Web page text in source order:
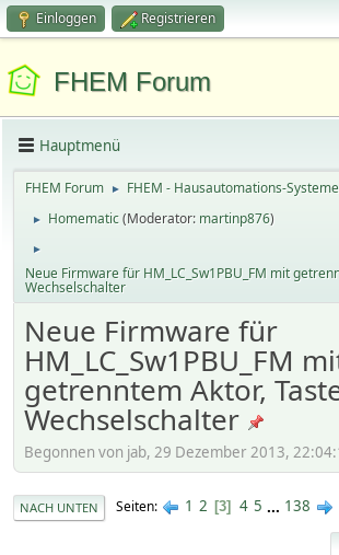
Einloggen Registrieren
FHEM Forum
Hauptmenü
FHEM Forum ► FHEM - Hausautomations-Systeme
► Homematic(Moderator: martinp876)
►
Neue Firmware für HM_LC_Sw1PBU_FM mit
Wechselschalter
Neue Firmware für
HM_LC_Sw1PBU_FM
getrenntem Aktor,
Wechselschalter
Begonnen von jab, 29 Dezember 2013,
NACH UNTEN Seiten 1 2 3 4 5 ... 138